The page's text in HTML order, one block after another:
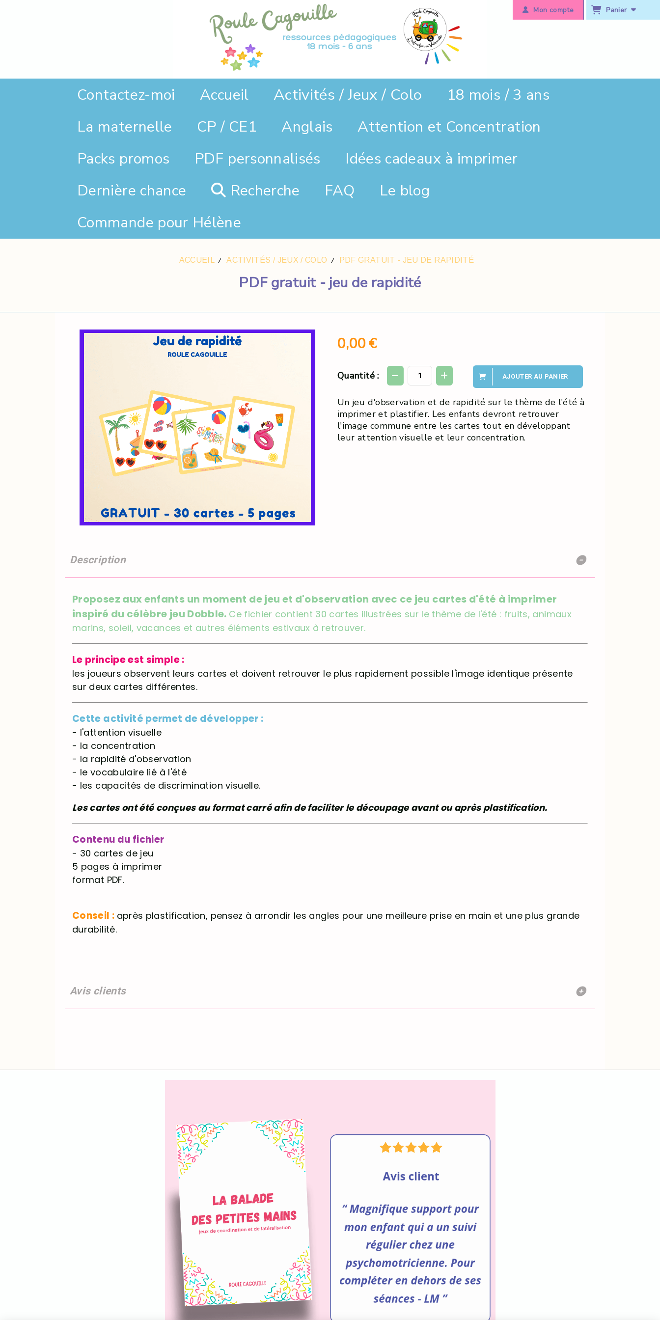
Mon compte Panier
Contactez-moi Accueil Activités / Jeux / Colo
18 mois / 3 ans
La maternelle
CP / CE1 Anglais
Attention et Concentration
Packs promos
PDF personnalisés
Idées cadeaux à imprimer
Dernière chance
Recherche FAQ
Le blog
Commande pour Hélène
ACCUEIL ACTIVITÉS / JEUX / COLO PDF GRATUIT - JEU DE RAPIDITÉ
PDF gratuit - jeu de rapidité
0,00€
Quantité : AJOUTER AU PANIER
Un jeu d'observation et de rapidité sur le thème de l'été à
imprimer et plastifier. Les enfants devront retrouver
l'image commune entre les cartes tout en développant
leur attention visuelle et leur concentration.
Description
Proposez aux enfants un moment de jeu et d'observation avec ce jeu cartes d'été à imprimer
inspiré du célèbre jeu Dobble. Ce fichier contient 30 cartes illustrées sur le thème de l'été : fruits, animaux
marins, soleil, vacances et autres éléments estivaux à retrouver.
Le principe est simple :
les joueurs observent leurs cartes et doivent retrouver le plus rapidement possible l'image identique présente
sur deux cartes différentes.
Cette activité permet de développer :
- l'attention visuelle
- la concentration
- la rapidité d'observation
- le vocabulaire lié à l'été
- les capacités de discrimination visuelle.
Les cartes ont été conçues au format carré afin de faciliter le découpage avant ou après plastification.
Contenu du fichier
- 30 cartes de jeu
5 pages à imprimer
format PDF.
Conseil : après plastification, pensez à arrondir les angles pour une meilleure prise en main et une plus grande
durabilité.
Avis clients